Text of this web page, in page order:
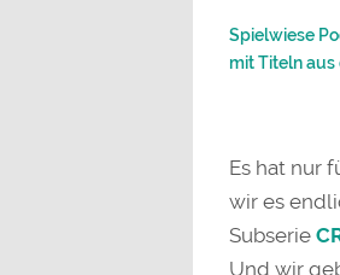
Spielwiese
mit Titeln aus
Es hat nur
wir es
Subserie
Und wir